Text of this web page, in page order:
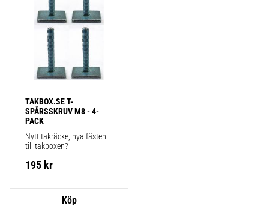
TAKBOX.SE T-
SPÅRSSKRUV M8 - 4-
PACK
Nytt takräcke, nya fästen
till takboxen?
195 kr